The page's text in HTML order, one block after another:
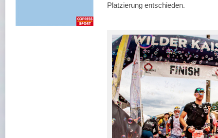
Platzierung entschieden.